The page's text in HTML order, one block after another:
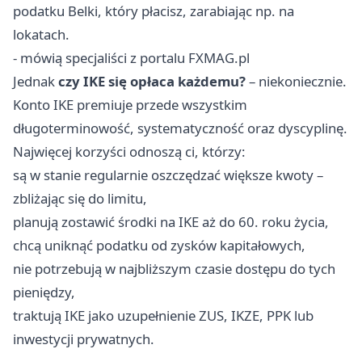
podatku Belki, który płacisz, zarabiając np. na
lokatach.
- mówią specjaliści z portalu FXMAG.pl
Jednakczy IKE się opłaca każdemu?– niekoniecznie.
Konto IKE premiuje przede wszystkim
długoterminowość, systematyczność oraz dyscyplinę.
Najwięcej korzyści odnoszą ci, którzy:
są w stanie regularnie oszczędzać większe kwoty –
zbliżając się do limitu,
planują zostawić środki na IKE aż do 60. roku życia,
chcą uniknąć podatku od zysków kapitałowych,
nie potrzebują w najbliższym czasie dostępu do tych
pieniędzy,
traktują IKE jako uzupełnienie ZUS, IKZE, PPK lub
inwestycji prywatnych.